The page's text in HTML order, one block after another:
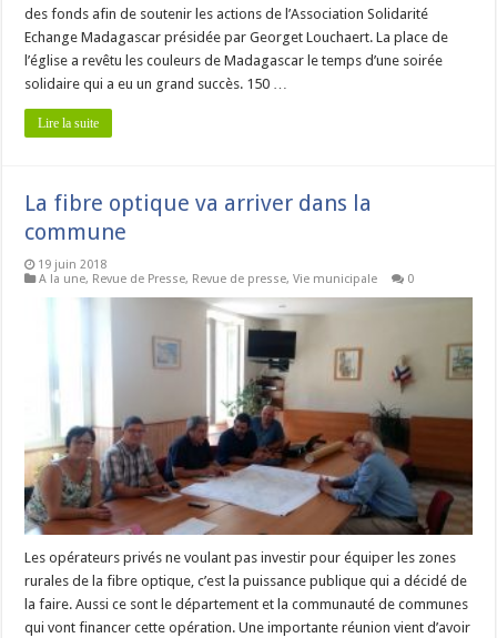
des fonds afin de soutenir les actions de l’Association Solidarité
Echange Madagascar présidée par Georget Louchaert. La place de
l’église a revêtu les couleurs de Madagascar le temps d’une soirée
solidaire qui a eu un grand succès. 150 …
Lire la suite
La fibre optique va arriver dans la
commune
19 juin 2018
A la une, Revue de Presse, Revue de presse,Vie municipale 0
Les opérateurs privés ne voulant pas investir pour équiper les zones
rurales de la fibre optique, c’est la puissance publique qui a décidé de
la faire. Aussi ce sont le département et la communauté de communes
qui vont financer cette opération. Une importante réunion vient d’avoir